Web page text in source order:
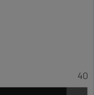
40